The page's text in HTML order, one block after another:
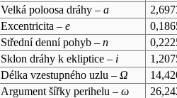
Velká poloosa dráhy –a
Excentricita –e
Střední denní pohyb –n
Sklon dráhy k ekliptice – i
Délka vzestupného uzlu –Ω
Argument šířky perihelu –ω